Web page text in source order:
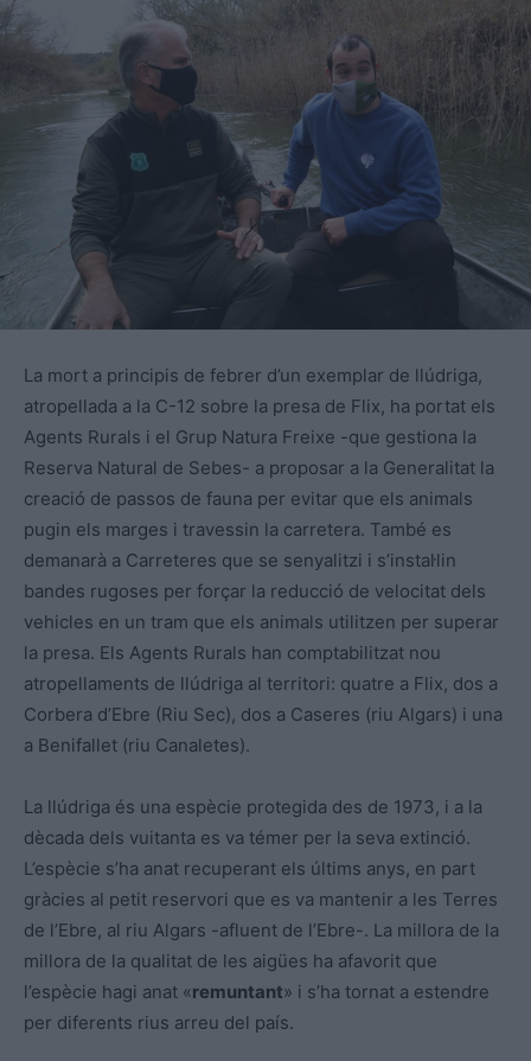
La mort a principis de febrer d’un exemplar de llúdriga,
atropellada a la C-12 sobre la presa de Flix, ha portat els
Agents Rurals i el Grup Natura Freixe -que gestiona la
Reserva Natural de Sebes- a proposar a la Generalitat la
creació de passos de fauna per evitar que els animals
pugin els marges i travessin la carretera. També es
demanarà a Carreteres que se senyalitzi i s’instal·lin
bandes rugoses per forçar la reducció de velocitat dels
vehicles en un tram que els animals utilitzen per superar
la presa. Els Agents Rurals han comptabilitzat nou
atropellaments de llúdriga al territori: quatre a Flix, dos a
Corbera d’Ebre (Riu Sec), dos a Caseres (riu Algars) i una
a Benifallet (riu Canaletes).
La llúdriga és una espècie protegida des de 1973, i a la
dècada dels vuitanta es va témer per la seva extinció.
L’espècie s’ha anat recuperant els últims anys, en part
gràcies al petit reservori que es va mantenir a les Terres
de l’Ebre, al riu Algars -afluent de l’Ebre-. La millora de la
millora de la qualitat de les aigües ha afavorit que
l’espècie hagi anat «remuntant» i s’ha tornat a estendre
per diferents rius arreu del país.